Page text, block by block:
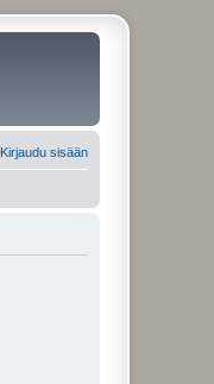
Kirjaudu sisään